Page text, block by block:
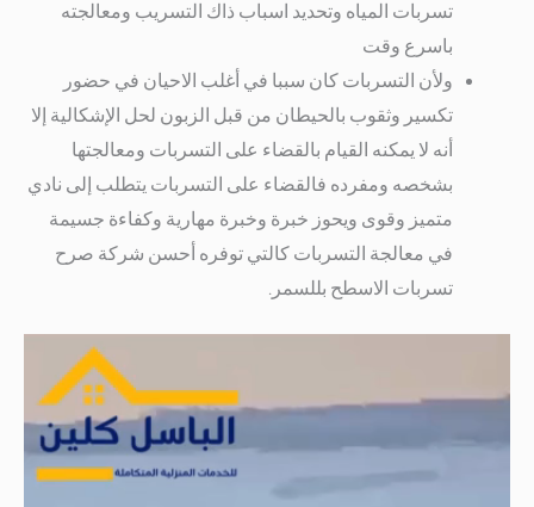
تسربات المياه وتحديد اسباب ذاك التسريب ومعالجته
باسرع وقت
ولأن التسربات كان سببا في أغلب الاحيان في حضور
تكسير وثقوب بالحيطان من قبل الزبون لحل الإشكالية إلا
أنه لا يمكنه القيام بالقضاء على التسربات ومعالجتها
بشخصه ومفرده فالقضاء على التسربات يتطلب إلى نادي
متميز وقوى ويحوز خبرة وخبرة مهارية وكفاءة جسيمة
في معالجة التسربات كالتي توفره أحسن شركة صرح
تسربات الاسطح بللسمر.